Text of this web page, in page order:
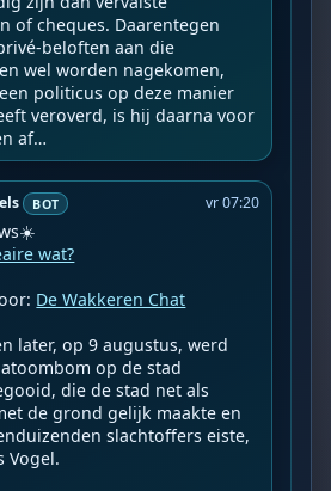
of cheques. Daarentegen
beloften aan die
wel worden nagekomen,
politicus op deze manier
veroverd, is hij daarna voor
af…
BOT vr 07:20
wat?
De Wakkeren Chat
later, op 9 augustus, werd
op de stad
die de stad net als
de grond gelijk maakte en
slachtoffers eiste,
Vogel.